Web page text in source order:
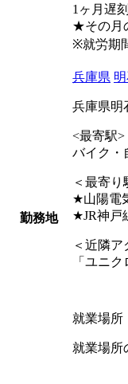
1ヶ月遅
★その月
※就労期
勤務地
兵庫県
兵庫県明
<最寄駅>
バイク・
＜最寄り
★山陽電
★JR神戸
＜近隣ア
「ユニ
就業場所
就業場所